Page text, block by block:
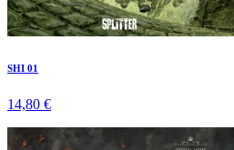
SHI 01
14,80 €